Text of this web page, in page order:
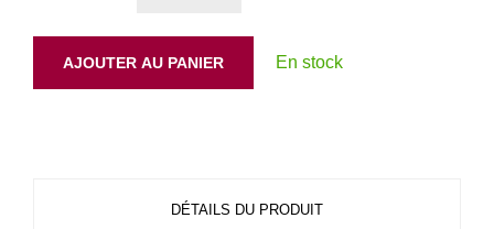
AJOUTER AU PANIER En stock
DÉTAILS DU PRODUIT